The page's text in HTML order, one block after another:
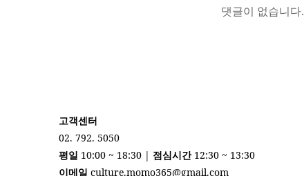
댓글이 없습니다.
고객센터
02. 792. 5050
평일 10:00 ~ 18:30 | 점심시간 12:30 ~ 13:30
이메일 culture.momo365@gmail.com